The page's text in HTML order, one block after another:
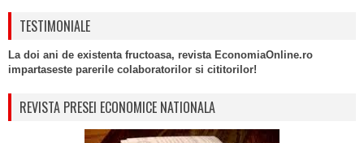
TESTIMONIALE
La doi ani de existenta fructoasa, revista EconomiaOnline.ro
impartaseste parerile colaboratorilor si cititorilor!
REVISTA PRESEI ECONOMICE NATIONALA